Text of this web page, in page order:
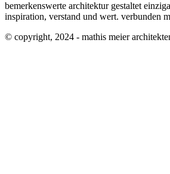
bemerkenswerte architektur gestaltet
inspiration, verstand und wert. verbunden
© copyright, 2024 - mathis meier